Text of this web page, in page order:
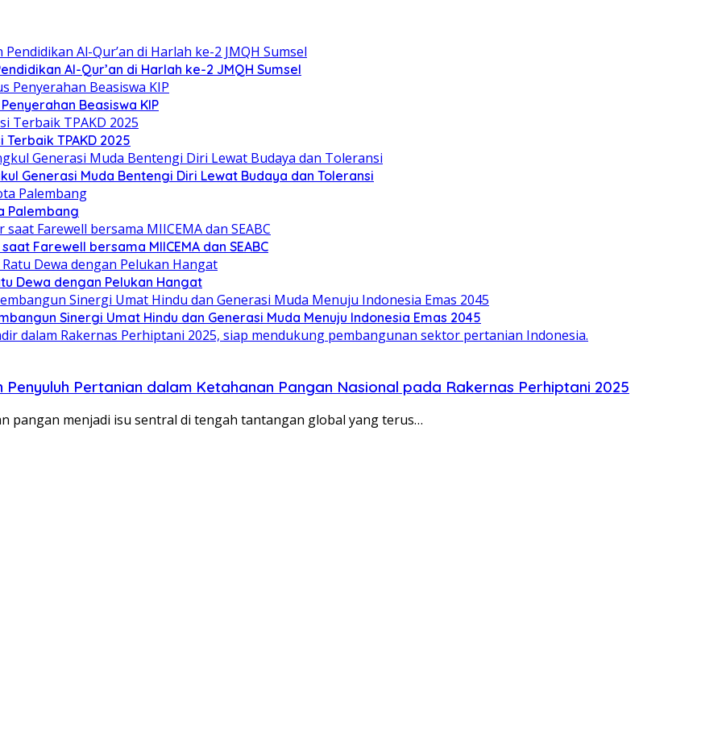
Al-Qur’an di Harlah ke-2 JMQH Sumsel
Beasiswa KIP
TPAKD 2025
Generasi Muda Bentengi Diri Lewat Budaya dan Toleransi
Palembang
Farewell bersama MIICEMA dan SEABC
Dewa dengan Pelukan Hangat
Sinergi Umat Hindu dan Generasi Muda Menuju Indonesia Emas 2045
Penyuluh Pertanian dalam Ketahanan Pangan Nasional pada Rakernas Perhiptani 2025
pangan menjadi isu sentral di tengah tantangan global yang terus…